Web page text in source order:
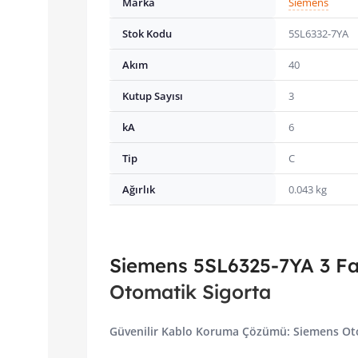
Stok Kodu 5SL6332-7YA
Akım 40
Kutup Sayısı 3
kA 6
Tip C
Ağırlık 0.043 kg
Siemens 5SL6325-7YA 3
Otomatik Sigorta
Güvenilir Kablo Koruma Çözümü: Siemens